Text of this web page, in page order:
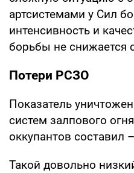
артсистемами у Сил
интенсивность и
борьбы не снижается
Потери РСЗО
Показатель
систем залпового
оккупантов составил
Такой довольно